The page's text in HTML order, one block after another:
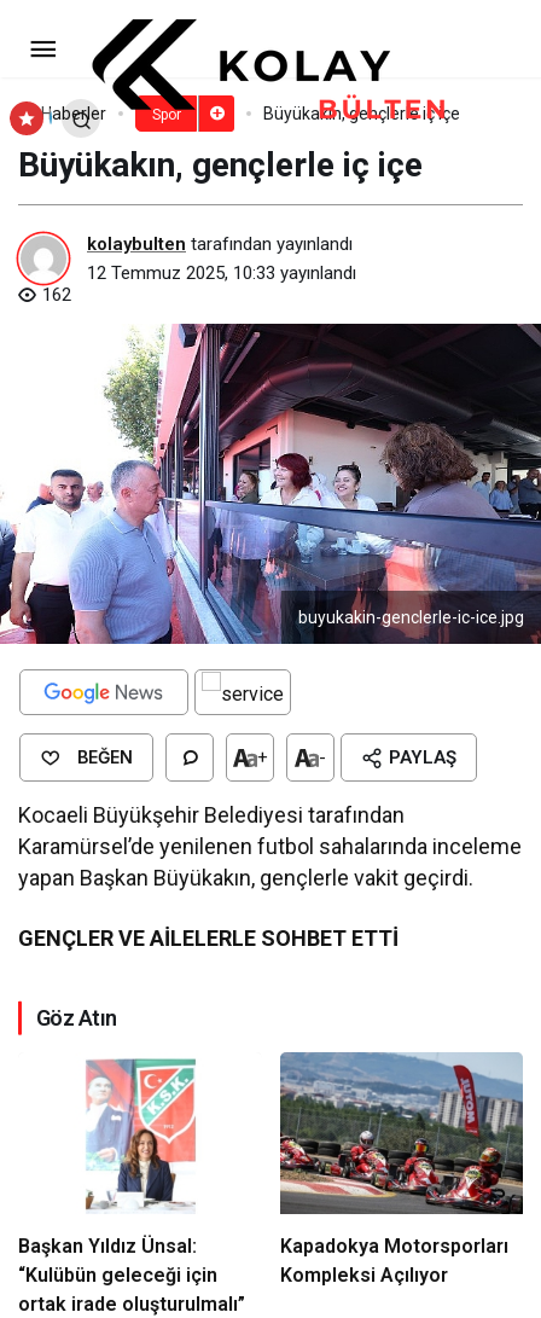
Haberler Spor Büyükakın, gençlerle iç içe
Büyükakın, gençlerle iç içe
kolaybulten tarafından yayınlandı
12 Temmuz 2025, 10:33 yayınlandı
162
buyukakin-genclerle-ic-ice.jpg
BEĞEN + - PAYLAŞ
Kocaeli Büyükşehir Belediyesi tarafından
Karamürsel’de yenilenen futbol sahalarında inceleme
yapan Başkan Büyükakın, gençlerle vakit geçirdi.
GENÇLER VE AİLELERLE SOHBET ETTİ
Göz Atın
Başkan Yıldız Ünsal:
“Kulübün geleceği için
ortak irade oluşturulmalı”
Kapadokya Motorsporları
Kompleksi Açılıyor
Türkiye Ralli Şampiyonası
Kapadokya Yarışı’nın Seremonik Startı
Verildi
Yorum Yap Paylaş